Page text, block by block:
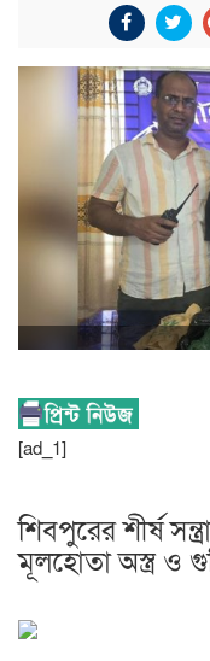
[ad_1]
শিবপুরের শীর্ষ
মূলহোতা অস্ত্র ও